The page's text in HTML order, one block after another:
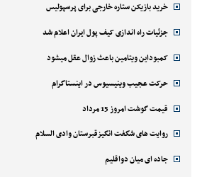
خرید بازیکن ستاره خارجی برای پرسپولیس
جزئیات راه اندازی کیف پول ایران اعلام شد
کمبوداین ویتامین باعث زوال عقل میشود
حرکت عجیب وینیسیوس در اینستاگرام
قیمت گوشت امروز 15 مرداد
روایت های شگفت انگیزقبرستان وادی السلام
جاده ای میان دواقلیم